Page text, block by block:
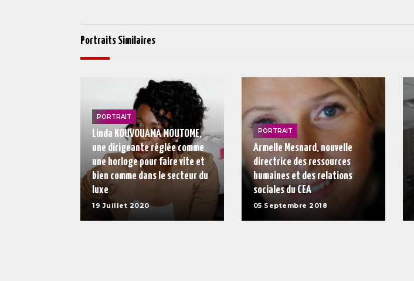
Portraits Similaires
PORTRAIT
Linda KOUVOUAMA MOUTOME,
une dirigeante réglée comme
une horloge pour faire vite et
bien comme dans le secteur du
luxe
19 Juillet 2020
PORTRAIT
Armelle Mesnard, nouvelle
directrice des ressources
humaines et des relations
sociales du CEA
05 Septembre 2018